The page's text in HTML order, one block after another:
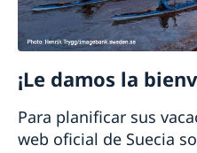
¡Le damos la
Para planificar sus
web oficial de Suecia